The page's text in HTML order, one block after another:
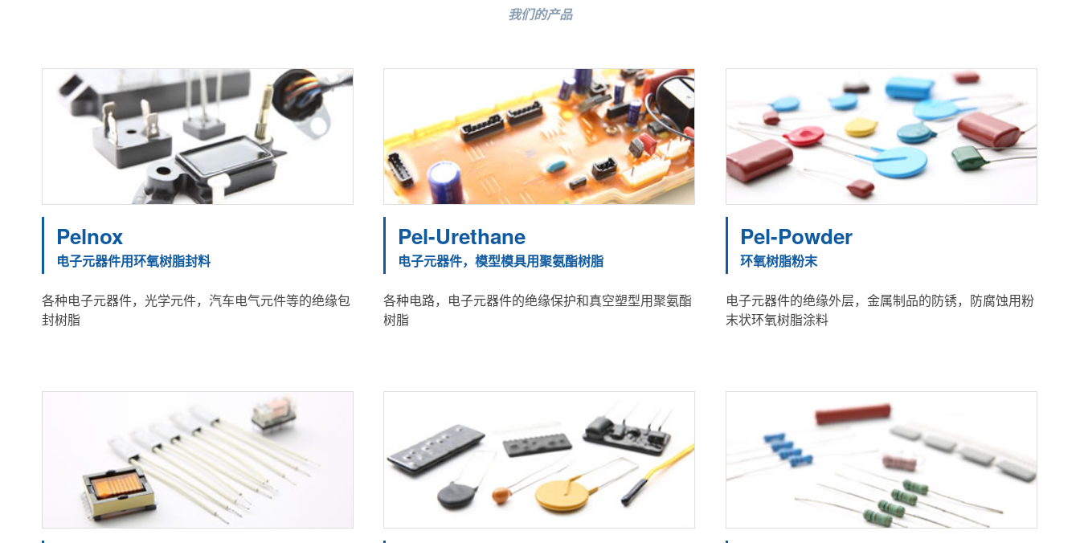
我们的产品
Pelnox
电子元器件用环氧树脂封料
各种电子元器件，光学元件，汽车电气元件等的绝缘包
封树脂
Pel-Urethane
电子元器件，模型模具用聚氨酯树脂
各种电路，电子元器件的绝缘保护和真空塑型用聚氨酯
树脂
Pel-Powder
环氧树脂粉末
电子元器件的绝缘外层，金属制品的防锈，防腐蚀用粉
末状环氧树脂涂料